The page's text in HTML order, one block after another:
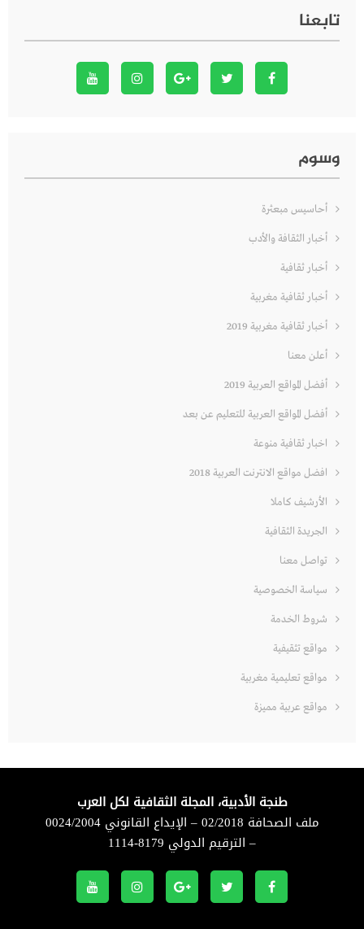
تابعنا
وسوم
أحاسيس مبعثرة
أخبار الثقافة والأدب
أخبار ثقافية
أخبار ثقافية مغربية
أخبار ثقافية مغربية 2019
أعلن معنا
أفضل المواقع العربية 2019
أفضل المواقع العربية للتعليم عن بعد
اخبار ثقافية منوعة
افضل مواقع الانترنت العربية 2018
الأرشيف كاملا
الجريدة الثقافية
تواصل معنا
سياسة الخصوصية
شروط الخدمة
مواقع تثقيفية
مواقع تعليمية مغربية
مواقع عربية مميزة
طنجة الأدبية، المجلة الثقافية لكل العرب
ملف الصحافة 02/2018 – الإيداع القانوني 0024/2004
– الترقيم الدولي 8179-1114